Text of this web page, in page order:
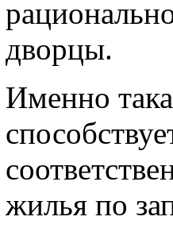
дворцы.
Именно
жилья по